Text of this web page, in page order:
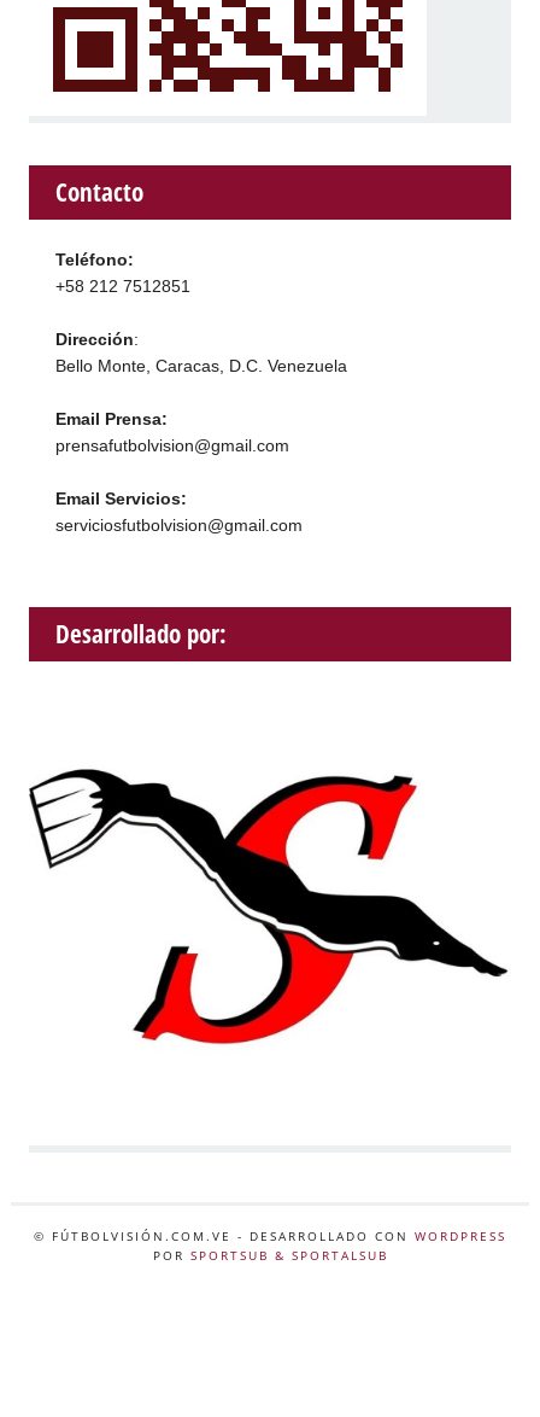
Contacto
Teléfono:
+58 212 7512851
Dirección:
Bello Monte, Caracas, D.C. Venezuela
Email Prensa:
prensafutbolvision@gmail.com
Email Servicios:
serviciosfutbolvision@gmail.com
Desarrollado por:
© FÚTBOLVISIÓN.COM.VE - DESARROLLADO CON WORDPRESS
POR SPORTSUB & SPORTALSUB